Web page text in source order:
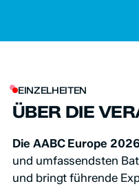
EINZELHEITEN
ÜBER DIE
Die AABC Europe
und umfassendsten
und bringt führende